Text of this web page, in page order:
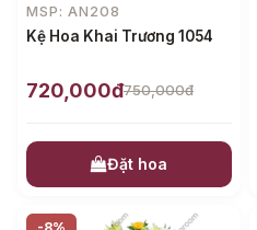
MSP: AN208
Kệ Hoa Khai Trương 1054
720,000đ750,000đ
Đặt hoa